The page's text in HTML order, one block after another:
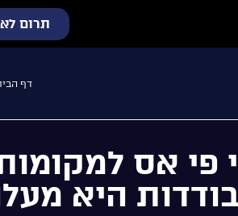
תרום
דף
פי אס
היא